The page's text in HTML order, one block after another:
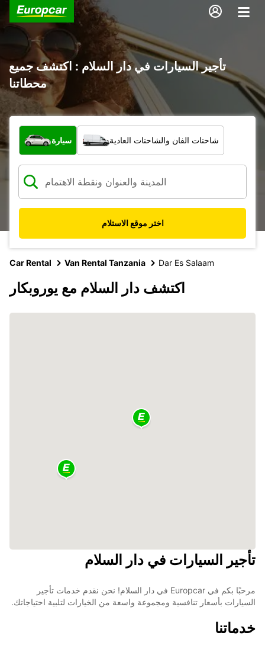
تأجير السيارات في دار السلام : اكتشف جميع
محطاتنا
ما نوع المركبة؟
سيارة شاحنات الفان والشاحنات العادية
اختر موقع الاستلام
Car Rental Van Rental Tanzania Dar Es Salaam
اكتشف دار السلام مع يوروبكار
تأجير السيارات في دار السلام
مرحبًا بكم في Europcar في دار السلام! نحن نقدم خدمات تأجير
السيارات بأسعار تنافسية ومجموعة واسعة من الخيارات لتلبية احتياجاتك.
خدماتنا